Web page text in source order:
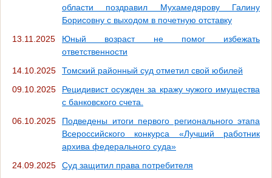
области поздравил Мухамедярову Галину
Борисовну с выходом в почетную отставку
13.11.2025
Юный возраст не помог избежать
ответственности
14.10.2025
Томский районный суд отметил свой юбилей
09.10.2025
Рецидивист осужден за кражу чужого имущества
с банковского счета.
06.10.2025
Подведены итоги первого регионального этапа
Всероссийского конкурса «Лучший работник
архива федерального суда»
24.09.2025
Суд защитил права потребителя